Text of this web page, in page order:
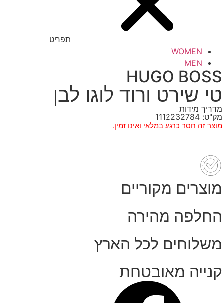
תפריט
WOMEN
MEN
HUGO BOSS
טי שירט ורוד לוגו לבן
מדריך מידות
מק"ט: 1112232784
מוצר זה חסר כרגע במלאי ואינו זמין.
מוצרים מקוריים
החלפה מהירה
משלוחים לכל הארץ
קנייה מאובטחת